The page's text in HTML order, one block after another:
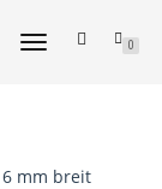
NAVIGATION
0
mm breit